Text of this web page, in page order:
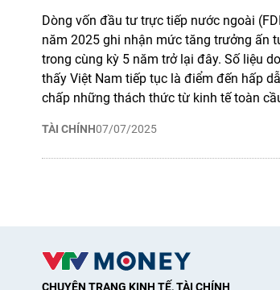
TÀI CHÍNH07/07/2025
Dòng vốn đầu tư trực tiếp nước ngoài
năm 2025 ghi nhận mức tăng trưởng ấn
trong cùng kỳ 5 năm trở lại đây. Số liệu
thấy Việt Nam tiếp tục là điểm đến hấp
chấp những thách thức từ kinh tế toàn
CHUYÊN TRANG KINH TẾ, TÀI CHÍNH